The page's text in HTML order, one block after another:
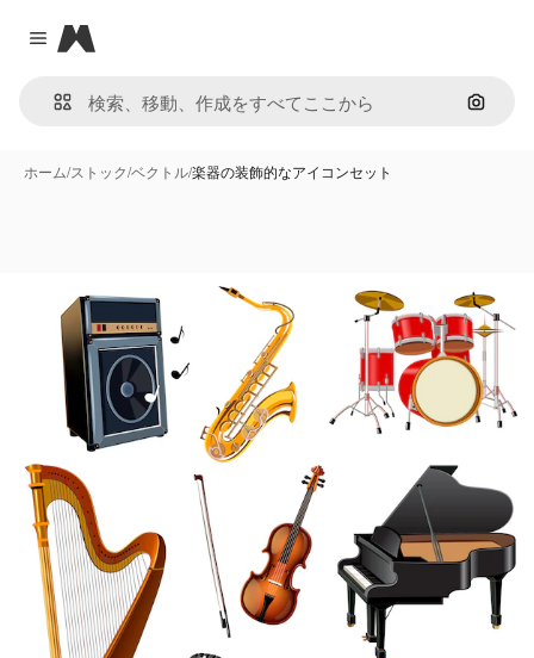
Close menu
Magnific
画像で
ホーム/ストック/ベクトル/楽器の装飾的なアイコンセット